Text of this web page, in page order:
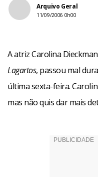
Arquivo Geral
11/09/2006 0h00
A atriz Carolina
Lagartos, passou mal
última sexta-feira.
mas não quis dar mais